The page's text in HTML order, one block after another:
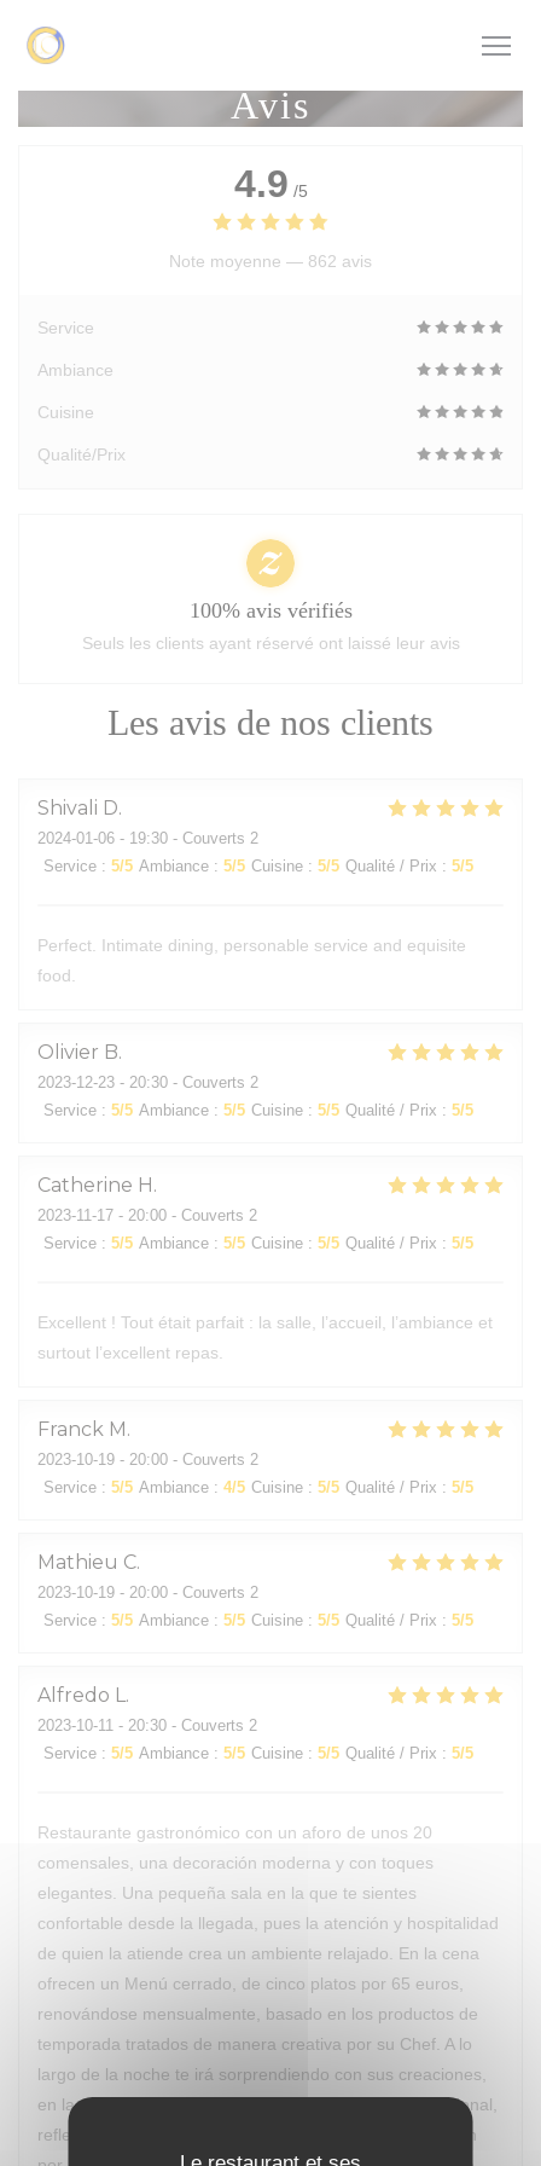
Avis
Les avis de nos clients
Shivali D
2024-01-06 - 19:30 - Couverts 2
Service : 5/5 Ambiance : 5/5 Cuisine : 5/5 Qualité / Prix : 5/5
Perfect. Intimate dining, personable service and equisite
food.
Olivier B
2023-12-23 - 20:30 - Couverts 2
Service : 5/5 Ambiance : 5/5 Cuisine : 5/5 Qualité / Prix : 5/5
Catherine H
2023-11-17 - 20:00 - Couverts 2
Service : 5/5 Ambiance : 5/5 Cuisine : 5/5 Qualité / Prix : 5/5
Excellent ! Tout était parfait : la salle, l’accueil, l’ambiance et
surtout l’excellent repas.
Franck M
2023-10-19 - 20:00 - Couverts 2
Service : 5/5 Ambiance : 4/5 Cuisine : 5/5 Qualité / Prix : 5/5
Mathieu C
2023-10-19 - 20:00 - Couverts 2
Service : 5/5 Ambiance : 5/5 Cuisine : 5/5 Qualité / Prix : 5/5
Alfredo L
2023-10-11 - 20:30 - Couverts 2
Service : 5/5 Ambiance : 5/5 Cuisine : 5/5 Qualité / Prix : 5/5
Restaurante gastronómico con un aforo de unos 20
comensales, una decoración moderna y con toques
elegantes. Una pequeña sala en la que te sientes
confortable desde la llegada, pues la atención y hospitalidad
de quien la atiende crea un ambiente relajado. En la cena
ofrecen un Menú cerrado, de cinco platos por 65 euros,
renovándose mensualmente, basado en los productos de
temporada tratados de manera creativa por su Chef. A lo
largo de la noche te irá sorprendiendo con sus creaciones,
en las que intuyes sus influencias de la cocina internacional,
reflejando su formación, trabajo de investigación y pasión
4.9 /5
Note moyenne — 862 avis
Service
Ambiance
Cuisine
Qualité/Prix
100% avis vérifiés
Seuls les clients ayant réservé ont laissé leur avis